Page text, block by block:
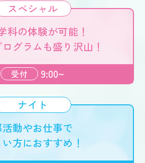
スペシャル
科の体験が可能！
グラムも盛り沢山！
受付 9:00~
ナイト
動やお仕事で
方におすすめ！